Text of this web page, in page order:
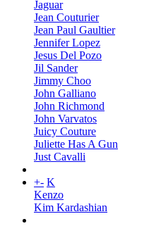
Jaguar
Jean Couturier
Jean Paul Gaultier
Jennifer Lopez
Jesus Del Pozo
Jil Sander
Jimmy Choo
John Galliano
John Richmond
John Varvatos
Juicy Couture
Juliette Has A Gun
Just Cavalli
+- K
Kenzo
Kim Kardashian